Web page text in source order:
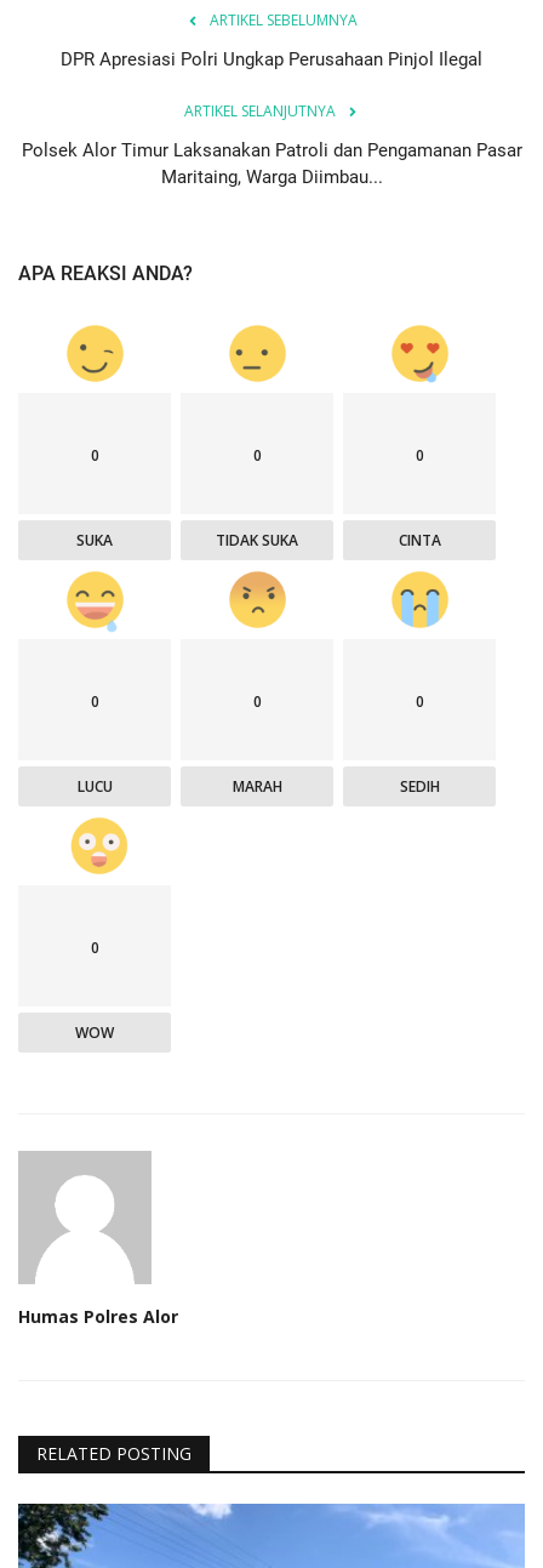
ARTIKEL SEBELUMNYA
DPR Apresiasi Polri Ungkap Perusahaan Pinjol Ilegal
ARTIKEL SELANJUTNYA
Polsek Alor Timur Laksanakan Patroli dan Pengamanan Pasar
Maritaing, Warga Diimbau...
APA REAKSI ANDA?
0
SUKA
0
TIDAK SUKA
0
CINTA
0
LUCU
0
MARAH
0
SEDIH
0
WOW
Humas Polres Alor
RELATED POSTING